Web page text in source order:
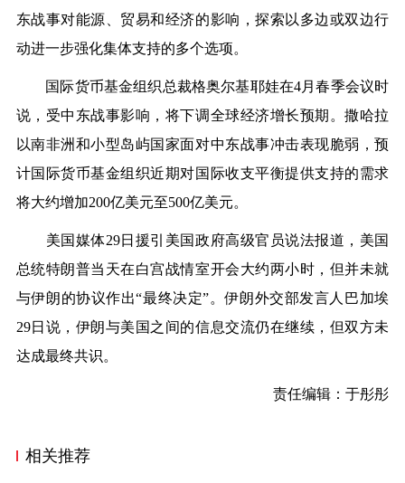
东战事对能源、贸易和经济的影响，探索以多边或双边行
动进一步强化集体支持的多个选项。
国际货币基金组织总裁格奥尔基耶娃在4月春季会议时
说，受中东战事影响，将下调全球经济增长预期。撒哈拉
以南非洲和小型岛屿国家面对中东战事冲击表现脆弱，预
计国际货币基金组织近期对国际收支平衡提供支持的需求
将大约增加200亿美元至500亿美元。
美国媒体29日援引美国政府高级官员说法报道，美国
总统特朗普当天在白宫战情室开会大约两小时，但并未就
与伊朗的协议作出“最终决定”。伊朗外交部发言人巴加埃
29日说，伊朗与美国之间的信息交流仍在继续，但双方未
达成最终共识。
责任编辑：于彤彤
相关推荐